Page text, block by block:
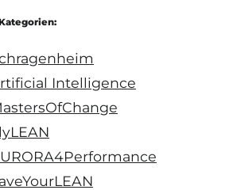
Intelligence